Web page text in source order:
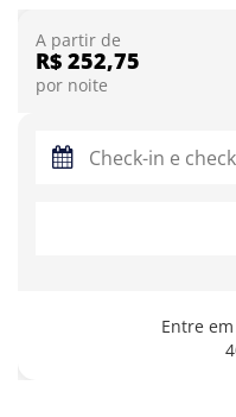
A partir de
R$ 252,75
por noite
Entre